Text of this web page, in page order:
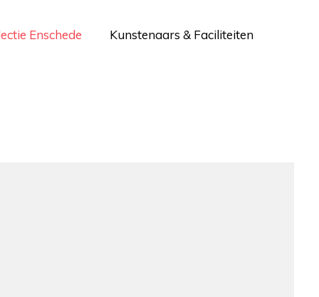
Enschede Kunstenaars & Faciliteiten